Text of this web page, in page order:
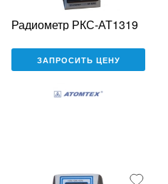
Радиометр РКС-АТ1319
ЗАПРОСИТЬ ЦЕНУ